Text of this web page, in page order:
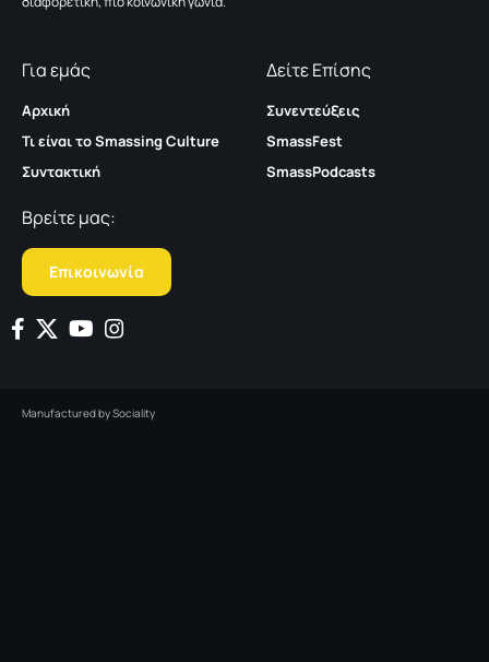
Για εμάς
Αρχική
Τι είναι το Smassing Culture
Συντακτική
Δείτε Επίσης
Συνεντεύξεις
SmassFest
SmassPodcasts
Βρείτε μας:
Επικοινωνία
Manufactured bySociality